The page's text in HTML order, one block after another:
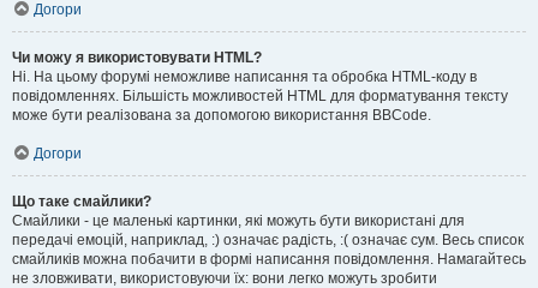
Догори
Чи можу я використовувати HTML?
Ні. На цьому форумі неможливе написання та обробка HTML-коду в
повідомленнях. Більшість можливостей HTML для форматування тексту
може бути реалізована за допомогою використання BBCode.
Догори
Що таке смайлики?
Смайлики - це маленькі картинки, які можуть бути використані для
передачі емоцій, наприклад, :) означає радість, :( означає сум. Весь список
смайликів можна побачити в формі написання повідомлення. Намагайтесь
не зловживати, використовуючи їх: вони легко можуть зробити